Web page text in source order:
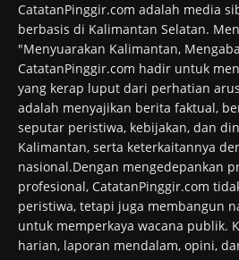
CatatanPinggir.com adalah media
berbasis di Kalimantan Selatan.
"Menyuarakan Kalimantan,
CatatanPinggir.com hadir untuk
yang kerap luput dari perhatian
adalah menyajikan berita faktual,
seputar peristiwa, kebijakan, dan
Kalimantan, serta keterkaitannya
nasional.Dengan mengedepankan
profesional, CatatanPinggir.com
peristiwa, tetapi juga membangun
untuk memperkaya wacana publik.
harian, laporan mendalam, opini,